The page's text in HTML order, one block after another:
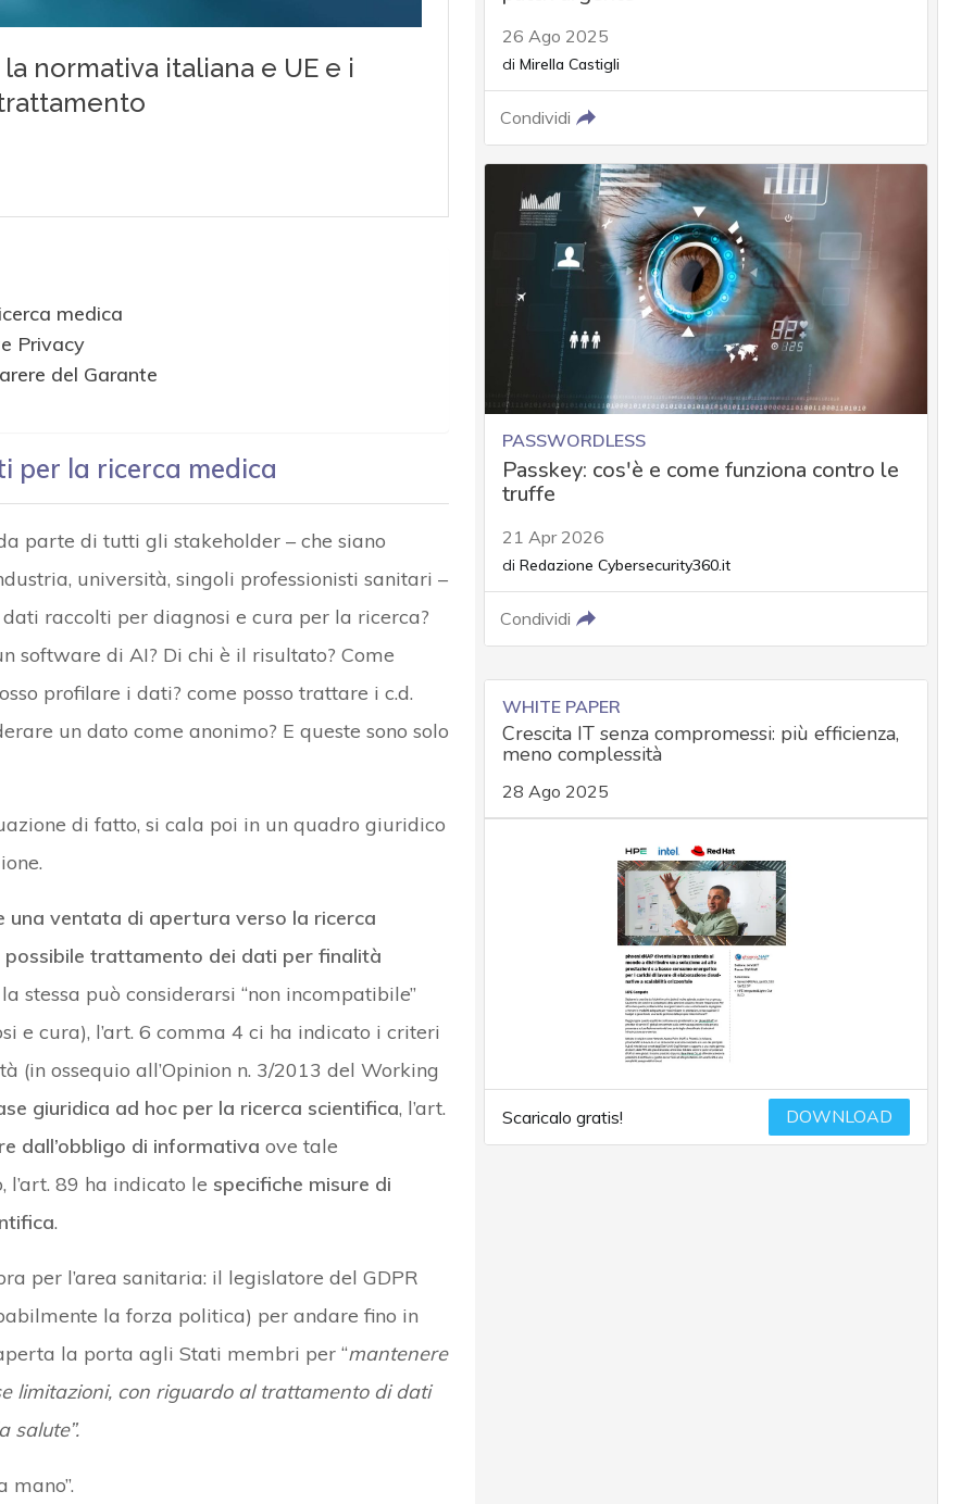
medica
Privacy
del Garante
per la ricerca medica
parte di tutti gli stakeholder – che siano
università, singoli professionisti sanitari –
raccolti per diagnosi e cura per la ricerca?
software di AI? Di chi è il risultato? Come
profilare i dati? come posso trattare i c.d.
un dato come anonimo? E queste sono solo
di fatto, si cala poi in un quadro giuridico
ventata di apertura verso la ricerca
possibile trattamento dei dati per finalità
stessa può considerarsi “non incompatibile”
e cura), l’art. 6 comma 4 ci ha indicato i criteri
ossequio all’Opinion n. 3/2013 del Working
giuridica ad hoc per la ricerca scientifica, l’art.
dall’obbligo di informativa ove tale
89 ha indicato le specifiche misure di
.
per l’area sanitaria: il legislatore del GDPR
la forza politica) per andare fino in
la porta agli Stati membri per “mantenere
limitazioni, con riguardo al trattamento di dati
salute”.
mano”.
26 Ago 2025
di Mirella Castigli
Condividi
PASSWORDLESS
Passkey: cos'è e come funziona contro le
truffe
21 Apr 2026
di Redazione Cybersecurity360.it
Condividi
WHITE PAPER
Crescita IT senza compromessi: più efficienza,
meno complessità
28 Ago 2025
Scaricalo gratis! DOWNLOAD